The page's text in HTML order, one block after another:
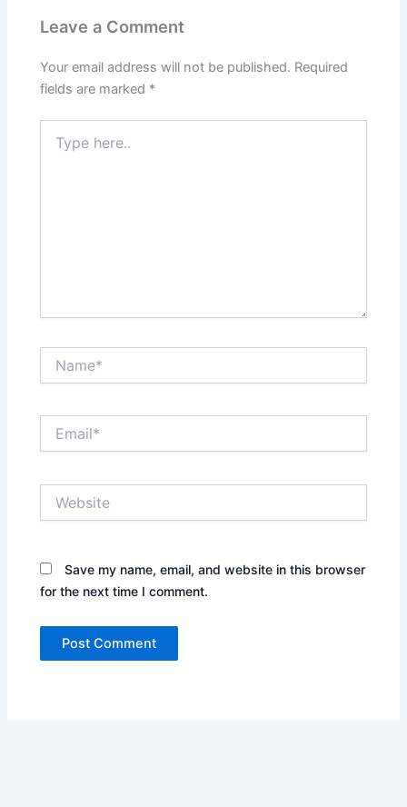
Leave a Comment
Your email address will not be published. Required
fields are marked *
here..
Save my name, email, and website in this browser
for the next time I comment.